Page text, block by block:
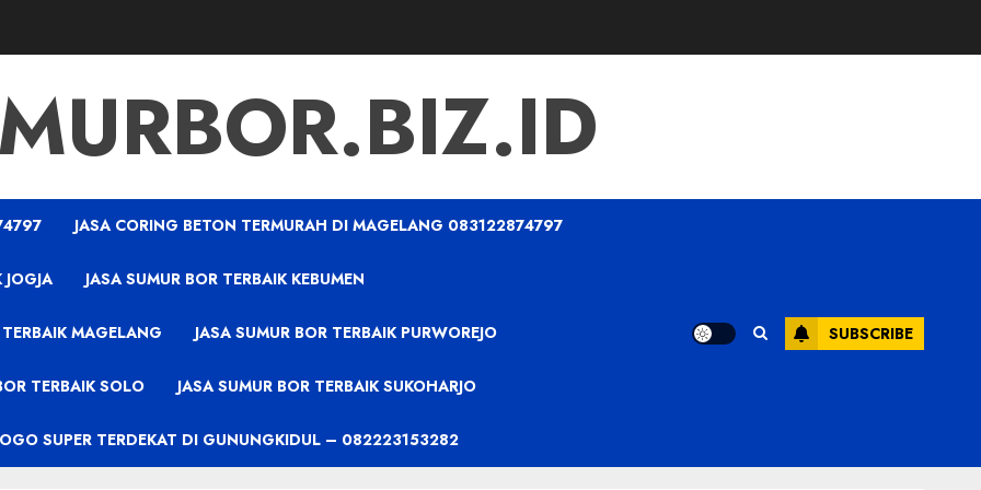
JASA CORING BETON TERMURAH DI MAGELANG 083122874797
JOGJA JASA SUMUR BOR TERBAIK KEBUMEN
MAGELANG JASA SUMUR BOR TERBAIK PURWOREJO
TERBAIK SOLO JASA SUMUR BOR TERBAIK SUKOHARJO
SUPER TERDEKAT DI GUNUNGKIDUL – 082223153282
SUBSCRIBE